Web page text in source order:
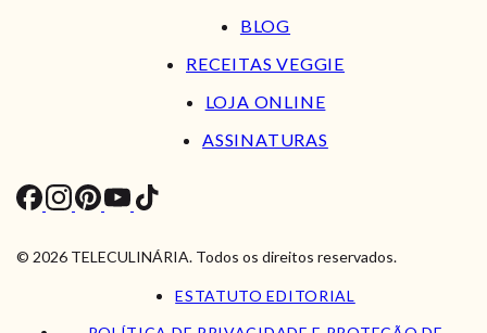
BLOG
RECEITAS VEGGIE
LOJA ONLINE
ASSINATURAS
© 2026 TELECULINÁRIA. Todos os direitos reservados.
ESTATUTO EDITORIAL